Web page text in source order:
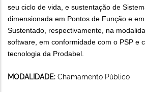
seu ciclo de vida, e sustentação de
dimensionada em Pontos de Função e
Sustentado, respectivamente, na
software, em conformidade com o PSP e
tecnologia da Prodabel.
MODALIDADE: Chamamento Público